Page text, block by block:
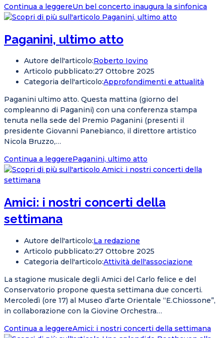
Continua a leggereUn bel concerto inaugura la sinfonica
Paganini, ultimo atto
Autore dell'articolo:Roberto Iovino
Articolo pubblicato:27 Ottobre 2025
Categoria dell'articolo:Approfondimenti e attualità
Paganini ultimo atto. Questa mattina (giorno del
compleanno di Paganini) con una conferenza stampa
tenuta nella sede del Premio Paganini (presenti il
presidente Giovanni Panebianco, il direttore artistico
Nicola Bruzzo,…
Continua a leggerePaganini, ultimo atto
Amici: i nostri concerti della
settimana
Autore dell'articolo:La redazione
Articolo pubblicato:27 Ottobre 2025
Categoria dell'articolo:Attività dell'associazione
La stagione musicale degli Amici del Carlo felice e del
Conservatorio propone questa settimana due concerti.
Mercoledì (ore 17) al Museo d’arte Orientale “E.Chiossone”,
in collaborazione con la Giovine Orchestra…
Continua a leggereAmici: i nostri concerti della settimana